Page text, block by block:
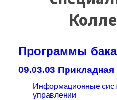
Программы
09.03.03
Информационные
управлении